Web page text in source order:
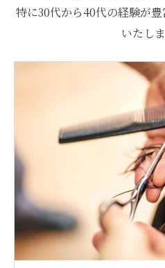
特に30代から40代の経験が
いたしま